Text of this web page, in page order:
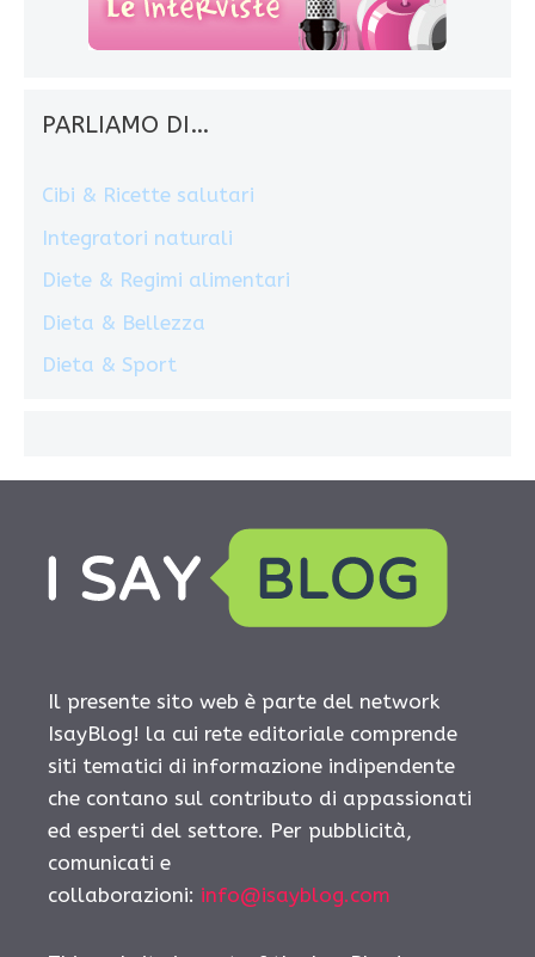
PARLIAMO DI…
Cibi & Ricette salutari
Integratori naturali
Diete & Regimi alimentari
Dieta & Bellezza
Dieta & Sport
Il presente sito web è parte del network
IsayBlog! la cui rete editoriale comprende
siti tematici di informazione indipendente
che contano sul contributo di appassionati
ed esperti del settore. Per pubblicità,
comunicati e
collaborazioni: info@isayblog.com